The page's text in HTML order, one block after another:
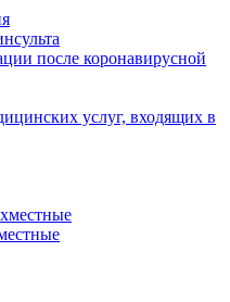
после коронавирусной
услуг, входящих в